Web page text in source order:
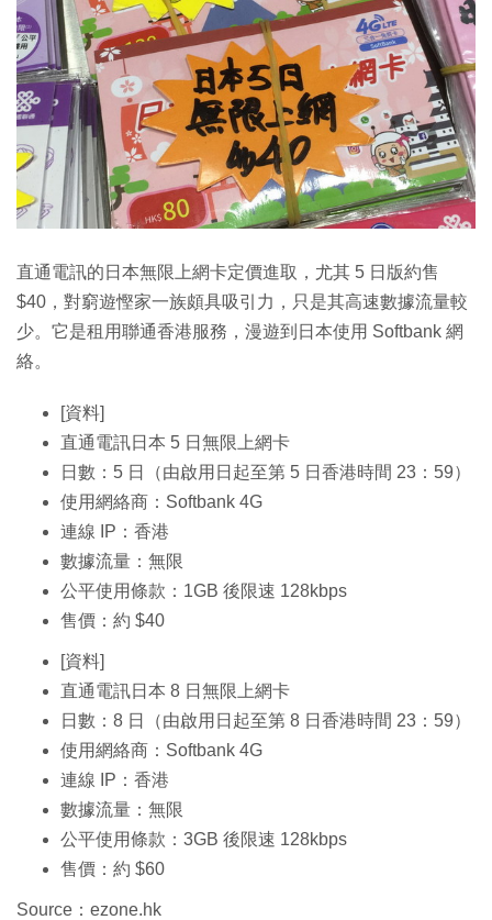
直通電訊的日本無限上網卡定價進取，尤其 5 日版約售
$40，對窮遊慳家一族頗具吸引力，只是其高速數據流量較
少。它是租用聯通香港服務，漫遊到日本使用 Softbank 網
絡。
[資料]
直通電訊日本 5 日無限上網卡
日數：5 日（由啟用日起至第 5 日香港時間 23：59）
使用網絡商：Softbank 4G
連線 IP：香港
數據流量：無限
公平使用條款：1GB 後限速 128kbps
售價：約 $40
[資料]
直通電訊日本 8 日無限上網卡
日數：8 日（由啟用日起至第 8 日香港時間 23：59）
使用網絡商：Softbank 4G
連線 IP：香港
數據流量：無限
公平使用條款：3GB 後限速 128kbps
售價：約 $60
Source：ezone.hk